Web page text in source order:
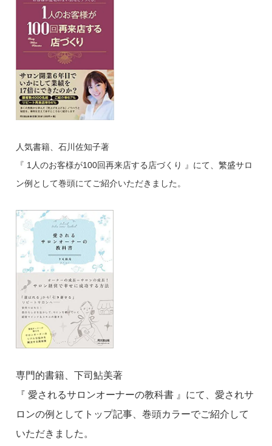
人気書籍、石川佐知子著
『 1人のお客様が100回再来店する店づくり 』にて、繁盛サロ
ン例として巻頭にてご紹介いただきました。
専門的書籍、下司鮎美著
『 愛されるサロンオーナーの教科書 』にて、愛されサ
ロンの例としてトップ記事、巻頭カラーでご紹介して
いただきました。